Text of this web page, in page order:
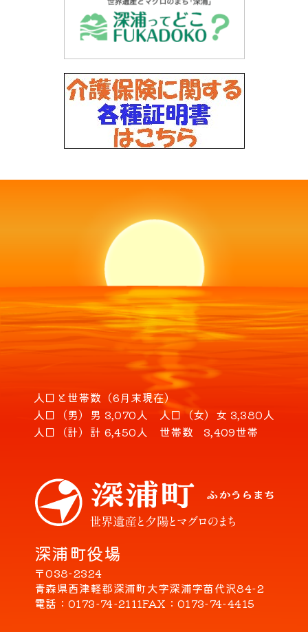
深浦町役場
〒038-2324
青森県西津軽郡深浦町大字深浦字苗代沢84-2
電話
0173-74-2111FAX 0173-74-4415
人口と世帯数（6月末現在）
人口（男） 男 3,070人 人口（女） 女 3,380人
人口（計） 計 6,450人 世帯数 3,409世帯